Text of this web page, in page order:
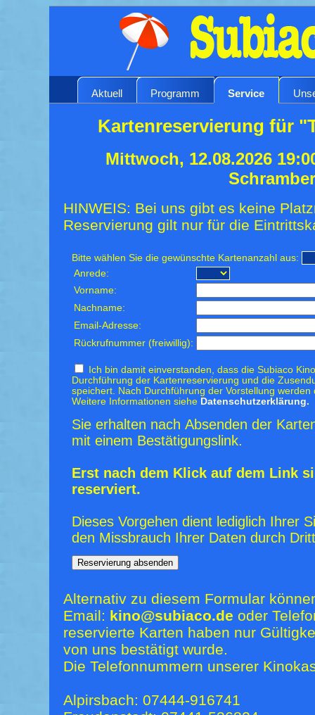
Aktuell Programm Service
Kartenreservierung für
Mittwoch, 12.08.2026
HINWEIS: Bei uns gibt es keine
Reservierung gilt nur für die
Bitte wählen Sie die gewünschte Kartenanzahl aus:
Anrede:
Vorname:
Nachname:
Email-Adresse:
Rückrufnummer (freiwillig):
Ich bin damit einverstanden, dass die Subiaco
Durchführung der Kartenreservierung und die
speichert. Nach Durchführung der Vorstellung
Weitere Informationen siehe Datenschutzerklärung.
Sie erhalten nach Absenden der
mit einem Bestätigungslink.
Erst nach dem Klick auf dem Link
reserviert.
Dieses Vorgehen dient lediglich Ihrer
den Missbrauch Ihrer Daten durch
Alternativ zu diesem Formular
Email: kino@subiaco.de oder
reservierte Karten haben nur
von uns bestätigt wurde.
Die Telefonnummern unserer
Alpirsbach: 07444-916741